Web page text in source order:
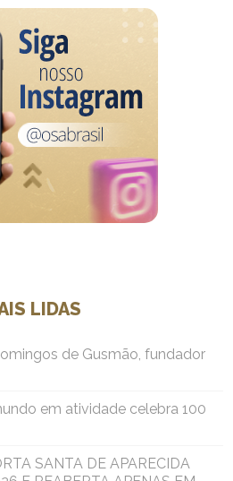
LIDAS
de Gusmão, fundador
em atividade celebra 100
SANTA DE APARECIDA